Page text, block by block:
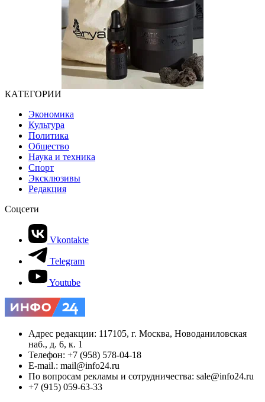
КАТЕГОРИИ
Экономика
Культура
Политика
Общество
Наука и техника
Спорт
Эксклюзивы
Редакция
Соцсети
Vkontakte
Telegram
Youtube
Адрес редакции: 117105, г. Москва, Новоданиловская
наб., д. 6, к. 1
Телефон: +7 (958) 578-04-18
E-mail.: mail@info24.ru
По вопросам рекламы и сотрудничества: sale@info24.ru
+7 (915) 059-63-33